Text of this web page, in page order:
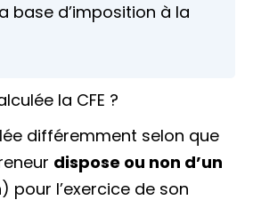
base d’imposition à la
la CFE ?
différemment selon que
dispose ou non d’un
pour l’exercice de son